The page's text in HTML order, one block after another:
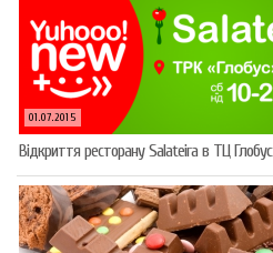
01.07.2015
Відкриття ресторану Salateirа в ТЦ Глобус